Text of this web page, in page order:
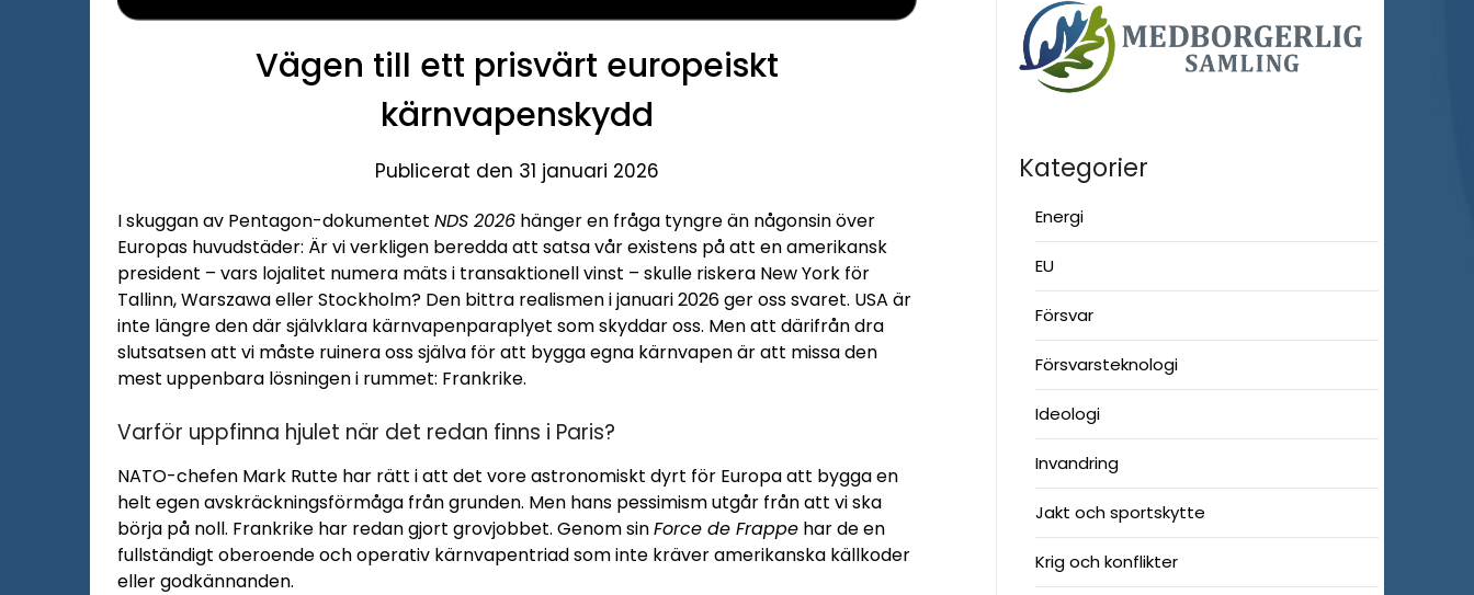
Vägen till ett prisvärt europeiskt
kärnvapenskydd
Publicerat den 31 januari 2026
I skuggan av Pentagon-dokumentet NDS 2026 hänger en fråga tyngre än någonsin över
Europas huvudstäder: Är vi verkligen beredda att satsa vår existens på att en amerikansk
president – vars lojalitet numera mäts i transaktionell vinst – skulle riskera New York för
Tallinn, Warszawa eller Stockholm? Den bittra realismen i januari 2026 ger oss svaret. USA är
inte längre den där självklara kärnvapenparaplyet som skyddar oss. Men att därifrån dra
slutsatsen att vi måste ruinera oss själva för att bygga egna kärnvapen är att missa den
mest uppenbara lösningen i rummet: Frankrike.
Varför uppfinna hjulet när det redan finns i Paris?
NATO-chefen Mark Rutte har rätt i att det vore astronomiskt dyrt för Europa att bygga en
helt egen avskräckningsförmåga från grunden. Men hans pessimism utgår från att vi ska
börja på noll. Frankrike har redan gjort grovjobbet. Genom sinForce de Frappe har de en
fullständigt oberoende och operativ kärnvapentriad som inte kräver amerikanska källkoder
eller godkännanden.
Kategorier
Energi
EU
Försvar
Försvarsteknologi
Ideologi
Invandring
Jakt och sportskytte
Krig och konflikter